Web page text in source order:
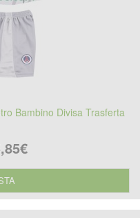
Bambino Divisa Trasferta